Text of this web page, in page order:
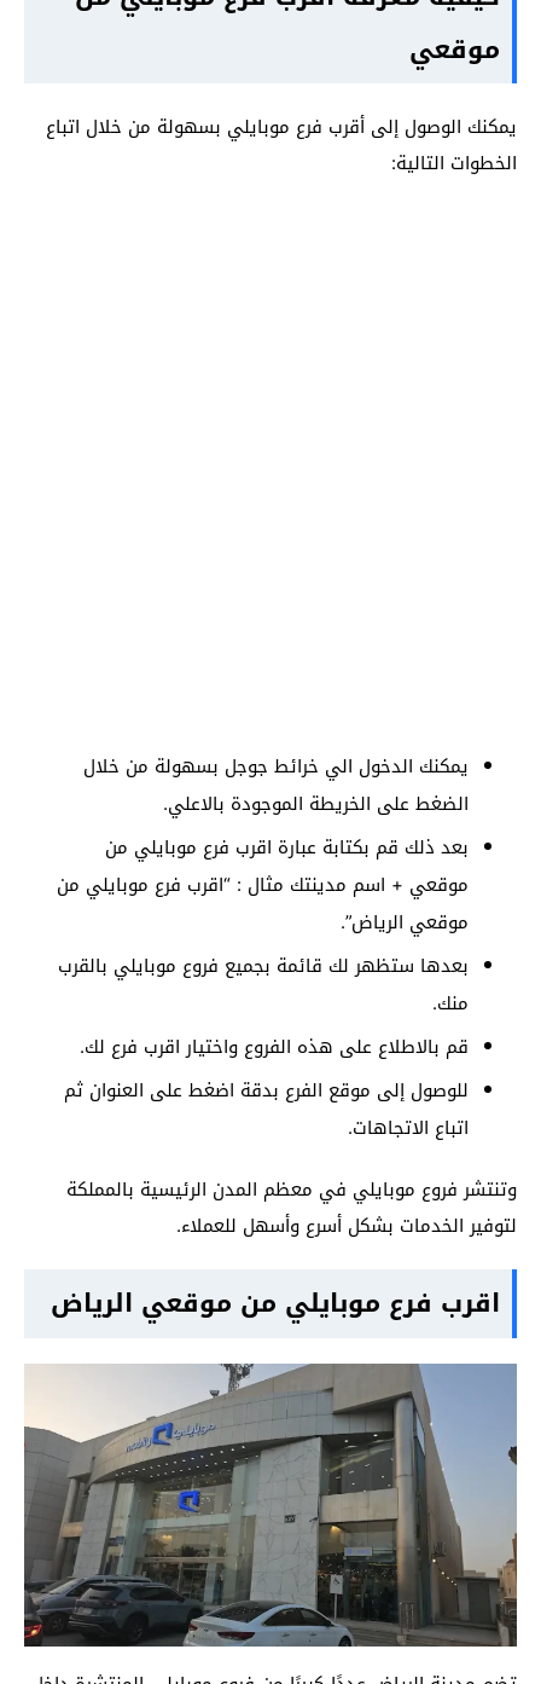
موقعي
يمكنك الوصول إلى أقرب فرع موبايلي بسهولة من خلال اتباع
الخطوات التالية:
يمكنك الدخول الي خرائط جوجل بسهولة من خلال
الضغط على الخريطة الموجودة بالاعلي.
بعد ذلك قم بكتابة عبارة اقرب فرع موبايلي من
موقعي + اسم مدينتك مثال : “اقرب فرع موبايلي من
موقعي الرياض”.
بعدها ستظهر لك قائمة بجميع فروع موبايلي بالقرب
منك.
قم بالاطلاع على هذه الفروع واختيار اقرب فرع لك.
للوصول إلى موقع الفرع بدقة اضغط على العنوان ثم
اتباع الاتجاهات.
وتنتشر فروع موبايلي في معظم المدن الرئيسية بالمملكة
لتوفير الخدمات بشكل أسرع وأسهل للعملاء.
اقرب فرع موبايلي من موقعي الرياض